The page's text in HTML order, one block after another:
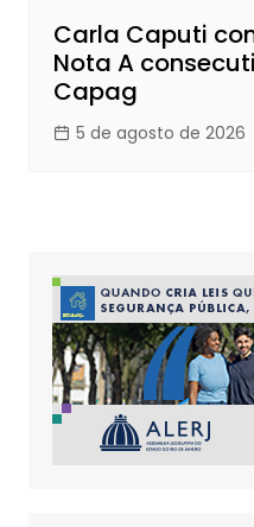
Carla Caputi
Nota A
Capag
5 de agosto de 2026